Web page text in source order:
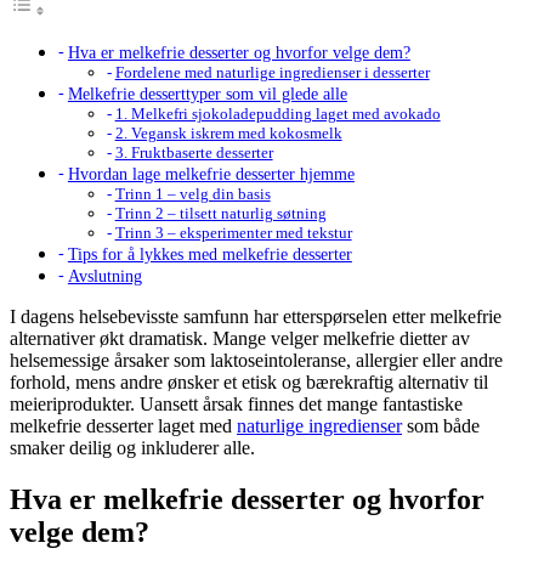
Hva er melkefrie desserter og hvorfor velge dem?
Fordelene med naturlige ingredienser i desserter
Melkefrie desserttyper som vil glede alle
1. Melkefri sjokoladepudding laget med avokado
2. Vegansk iskrem med kokosmelk
3. Fruktbaserte desserter
Hvordan lage melkefrie desserter hjemme
Trinn 1 – velg din basis
Trinn 2 – tilsett naturlig søtning
Trinn 3 – eksperimenter med tekstur
Tips for å lykkes med melkefrie desserter
Avslutning
I dagens helsebevisste samfunn har etterspørselen etter melkefrie
alternativer økt dramatisk. Mange velger melkefrie dietter av
helsemessige årsaker som laktoseintoleranse, allergier eller andre
forhold, mens andre ønsker et etisk og bærekraftig alternativ til
meieriprodukter. Uansett årsak finnes det mange fantastiske
melkefrie desserter laget med naturlige ingrediensersom både
smaker deilig og inkluderer alle.
Hva er melkefrie desserter og hvorfor
velge dem?